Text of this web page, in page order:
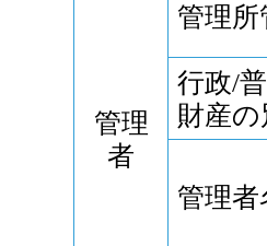
管理
者
管理所
行政/
財産の
管理者